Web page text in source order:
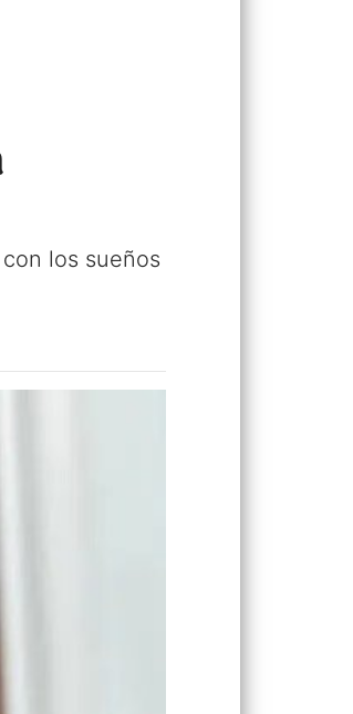
los sueños